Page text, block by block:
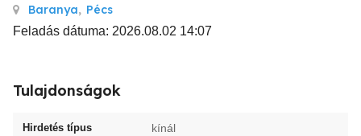
Baranya, Pécs
Feladás dátuma: 2026.08.02 14:07
Tulajdonságok
Hirdetés típus kínál